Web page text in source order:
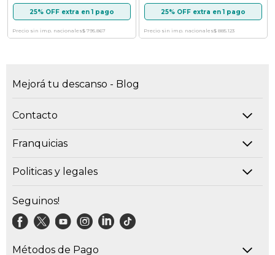
25% OFF extra en 1 pago
Precio sin imp. nacionales$ 795.867
25% OFF extra en 1 pago
Precio sin imp. nacionales$ 885.123
Mejorá tu descanso - Blog
Contacto
Franquicias
Politicas y legales
Seguinos!
Métodos de Pago